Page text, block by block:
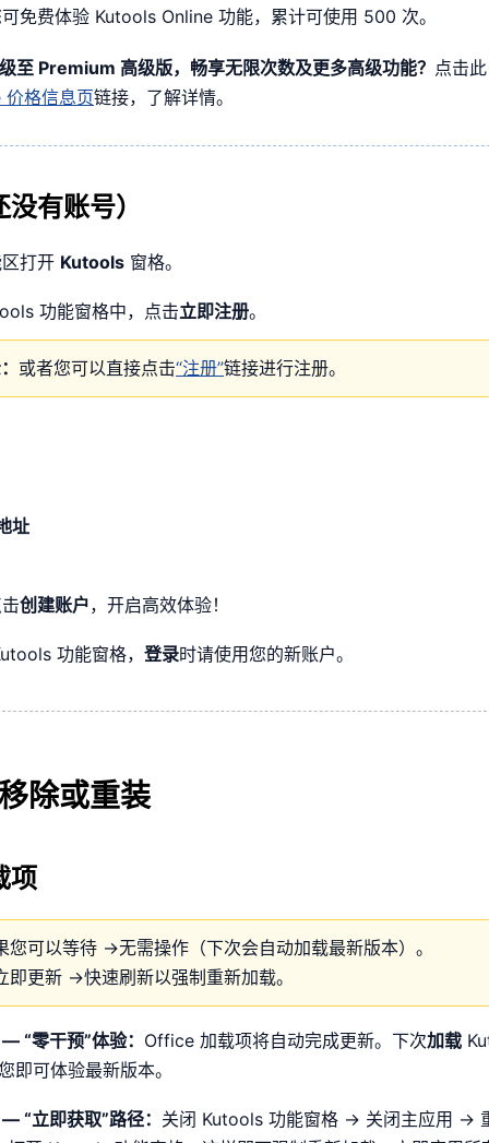
免费体验 Kutools Online 功能，累计可使用 500 次。
至 Premium 高级版，畅享无限次数及更多高级功能？ 点击
价格信息页链接，了解详情。
有账号）
打开 Kutools 窗格。
功能窗格中，点击立即注册。
或者您可以直接点击“注册”链接进行注册。
址
创建账户，开启高效体验！
功能窗格， 登录时请使用您的新账户。
除或重装
项
您可以等待 →无需操作（下次会自动加载最新版本）。
即更新 →快速刷新以强制重新加载。
“零干预”体验： Office 加载项将自动完成更新。下次加载
即可体验最新版本。
“立即获取”路径： 关闭 Kutools 功能窗格 → 关闭主应用 →